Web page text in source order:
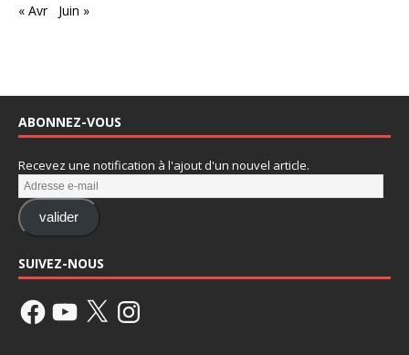
« Avr Juin »
ABONNEZ-VOUS
Recevez une notification à l'ajout d'un nouvel article.
valider
SUIVEZ-NOUS